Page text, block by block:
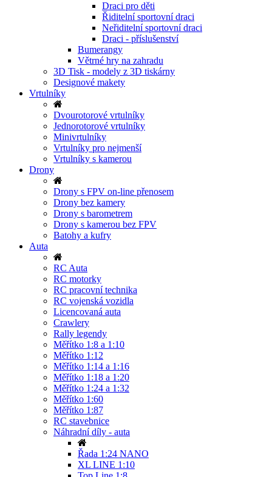
Draci pro děti
Řiditelní sportovní draci
Neřiditelní sportovní draci
Draci - příslušenství
Bumerangy
Větrné hry na zahradu
3D Tisk - modely z 3D tiskárny
Designové makety
Vrtulníky
Dvourotorové vrtulníky
Jednorotorové vrtulníky
Minivrtulníky
Vrtulníky pro nejmenší
Vrtulníky s kamerou
Drony
Drony s FPV on-line přenosem
Drony bez kamery
Drony s barometrem
Drony s kamerou bez FPV
Batohy a kufry
Auta
RC Auta
RC motorky
RC pracovní technika
RC vojenská vozidla
Licencovaná auta
Crawlery
Rally legendy
Měřítko 1:8 a 1:10
Měřítko 1:12
Měřítko 1:14 a 1:16
Měřítko 1:18 a 1:20
Měřítko 1:24 a 1:32
Měřítko 1:60
Měřítko 1:87
RC stavebnice
Náhradní díly - auta
Řada 1:24 NANO
XL LINE 1:10